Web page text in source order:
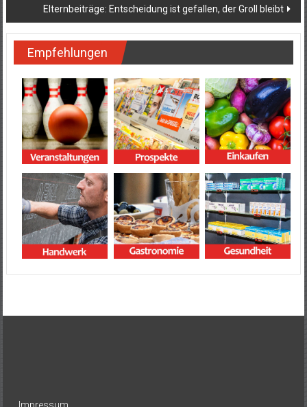
Elternbeiträge: Entscheidung ist gefallen, der Groll bleibt
Empfehlungen
Impressum